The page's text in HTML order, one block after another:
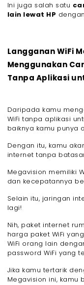
Ini juga salah satu
lain lewat HP
Langganan WiFi
Menggunakan
Tanpa Aplikasi
Daripada kamu
WiFi tanpa aplikasi
baiknya kamu punya
Dengan itu, kamu
internet tanpa
Megavision memiliki
dan kecepatannya
Selain itu, jaringan
lagi!
Nih, paket internet
harga paket WiFi
WiFi orang lain
password WiFi yang
Jika kamu tertarik
Megavision ini, kamu